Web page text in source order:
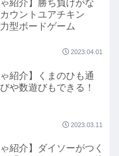
ゃ紹介】勝ち負けがな
ウントユアチキン
型ボードゲーム
2023.04.01
ゃ紹介】くまのひも通
や数遊びもできる！
2023.03.11
ゃ紹介】ダイソーがつく